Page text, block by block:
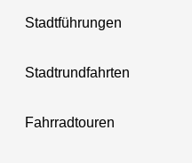
Stadtführungen
Stadtrundfahrten
Fahrradtouren